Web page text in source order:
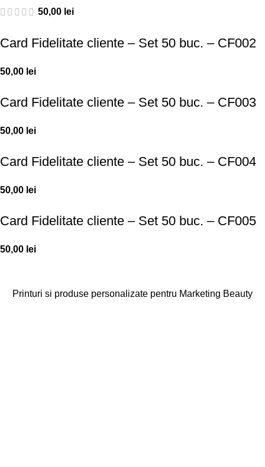
50,00 lei
Card Fidelitate cliente – Set 50 buc. – CF002
50,00 lei
Card Fidelitate cliente – Set 50 buc. – CF003
50,00 lei
Card Fidelitate cliente – Set 50 buc. – CF004
50,00 lei
Card Fidelitate cliente – Set 50 buc. – CF005
50,00 lei
Printuri si produse personalizate pentru Marketing Beauty